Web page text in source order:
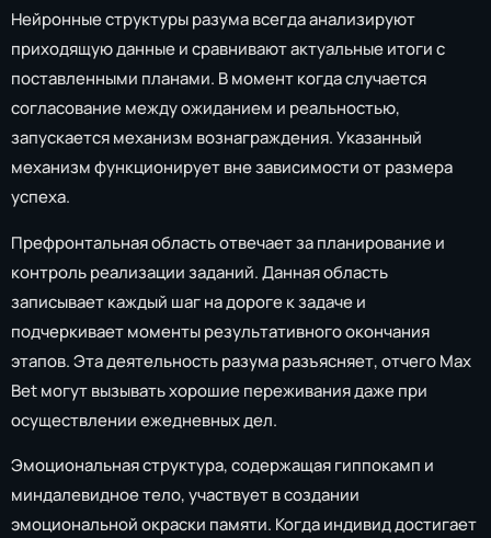
Нейронные структуры разума всегда анализируют
приходящую данные и сравнивают актуальные итоги с
поставленными планами. В момент когда случается
согласование между ожиданием и реальностью,
запускается механизм вознаграждения. Указанный
механизм функционирует вне зависимости от размера
успеха.
Префронтальная область отвечает за планирование и
контроль реализации заданий. Данная область
записывает каждый шаг на дороге к задаче и
подчеркивает моменты результативного окончания
этапов. Эта деятельность разума разъясняет, отчего Max
Bet могут вызывать хорошие переживания даже при
осуществлении ежедневных дел.
Эмоциональная структура, содержащая гиппокамп и
миндалевидное тело, участвует в создании
эмоциональной окраски памяти. Когда индивид достигает